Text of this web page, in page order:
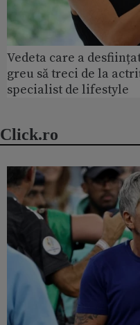
Vedeta care a
greu să treci de la
specialist de lifestyle
Click.ro